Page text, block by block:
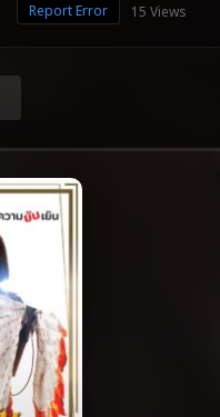
15 Views
Report Error